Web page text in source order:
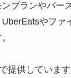
ブランやバー
やファ
提供していま